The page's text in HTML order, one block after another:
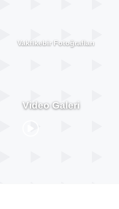
Vakfıkebir Fotoğrafları
Video Galeri